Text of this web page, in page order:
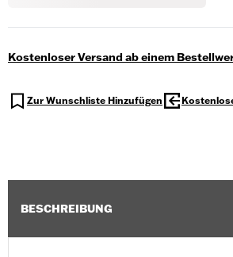
Kostenloser Versand ab einem
Zur Wunschliste Hinzufügen
BESCHREIBUNG